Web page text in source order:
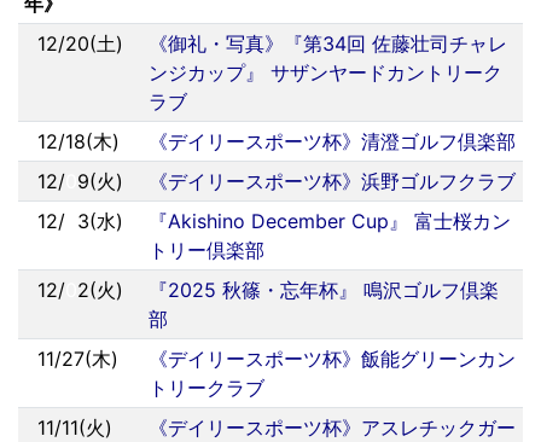
12/20(土)
《御礼・写真》『第34回 佐藤壮司チャレ
ンジカップ』 サザンヤードカントリーク
ラブ
12/18(木)
《デイリースポーツ杯》清澄ゴルフ倶楽部
12/ 9(火)
《デイリースポーツ杯》浜野ゴルフクラブ
12/ 3(水)
『Akishino December Cup』 富士桜カン
トリー倶楽部
12/ 2(火)
『2025 秋篠・忘年杯』 鳴沢ゴルフ倶楽
部
11/27(木)
《デイリースポーツ杯》飯能グリーンカン
トリークラブ
11/11(火)
《デイリースポーツ杯》アスレチックガー